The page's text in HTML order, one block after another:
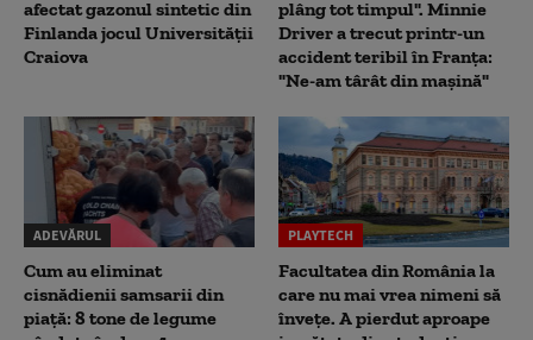
afectat gazonul sintetic din
Finlanda jocul Universității
Craiova
plâng tot timpul". Minnie
Driver a trecut printr-un
accident teribil în Franța:
"Ne-am târât din mașină"
ADEVĂRUL
Cum au eliminat
cisnădienii samsarii din
piață: 8 tone de legume
PLAYTECH
Facultatea din România la
care nu mai vrea nimeni să
înveţe. A pierdut aproape